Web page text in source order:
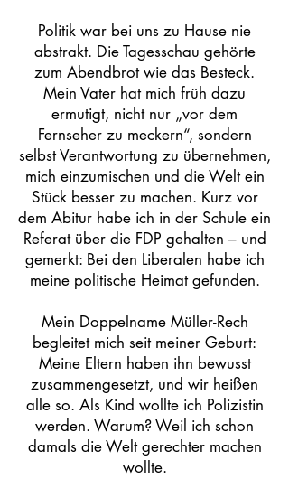
Politik war bei uns zu Hause nie
abstrakt. Die Tagesschau gehörte
zum Abendbrot wie das Besteck.
Mein Vater hat mich früh dazu
ermutigt, nicht nur „vor dem
Fernseher zu meckern“, sondern
selbst Verantwortung zu übernehmen,
mich einzumischen und die Welt ein
Stück besser zu machen. Kurz vor
dem Abitur habe ich in der Schule ein
Referat über die FDP gehalten – und
gemerkt: Bei den Liberalen habe ich
meine politische Heimat gefunden.
Mein Doppelname Müller-Rech
begleitet mich seit meiner Geburt:
Meine Eltern haben ihn bewusst
zusammengesetzt, und wir heißen
alle so. Als Kind wollte ich Polizistin
werden. Warum? Weil ich schon
damals die Welt gerechter machen
wollte.